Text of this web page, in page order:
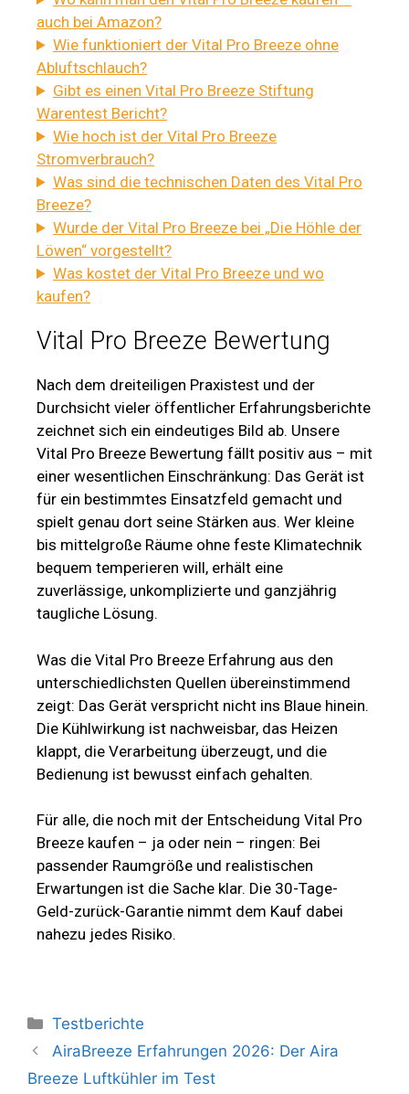
auch bei Amazon?
Wie funktioniert der Vital Pro Breeze ohne
Abluftschlauch?
Gibt es einen Vital Pro Breeze Stiftung
Warentest Bericht?
Wie hoch ist der Vital Pro Breeze
Stromverbrauch?
Was sind die technischen Daten des Vital Pro
Breeze?
Wurde der Vital Pro Breeze bei „Die Höhle der
Löwen“ vorgestellt?
Was kostet der Vital Pro Breeze und wo
kaufen?
Vital Pro Breeze Bewertung
Nach dem dreiteiligen Praxistest und der
Durchsicht vieler öffentlicher Erfahrungsberichte
zeichnet sich ein eindeutiges Bild ab. Unsere
Vital Pro Breeze Bewertung fällt positiv aus – mit
einer wesentlichen Einschränkung: Das Gerät ist
für ein bestimmtes Einsatzfeld gemacht und
spielt genau dort seine Stärken aus. Wer kleine
bis mittelgroße Räume ohne feste Klimatechnik
bequem temperieren will, erhält eine
zuverlässige, unkomplizierte und ganzjährig
taugliche Lösung.
Was die Vital Pro Breeze Erfahrung aus den
unterschiedlichsten Quellen übereinstimmend
zeigt: Das Gerät verspricht nicht ins Blaue hinein.
Die Kühlwirkung ist nachweisbar, das Heizen
klappt, die Verarbeitung überzeugt, und die
Bedienung ist bewusst einfach gehalten.
Für alle, die noch mit der Entscheidung Vital Pro
Breeze kaufen – ja oder nein – ringen: Bei
passender Raumgröße und realistischen
Erwartungen ist die Sache klar. Die 30-Tage-
Geld-zurück-Garantie nimmt dem Kauf dabei
nahezu jedes Risiko.
Testberichte
AiraBreeze Erfahrungen 2026: Der Aira
Breeze Luftkühler im Test